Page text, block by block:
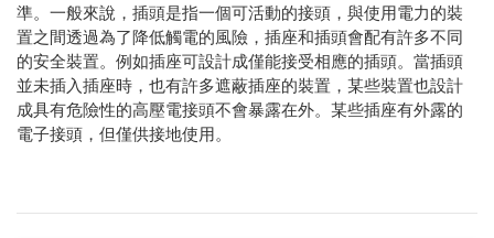
準。一般來說，插頭是指一個可活動的接頭，與使用電力的裝
置之間透過為了降低觸電的風險，插座和插頭會配有許多不同
的安全裝置。例如插座可設計成僅能接受相應的插頭。當插頭
並未插入插座時，也有許多遮蔽插座的裝置，某些裝置也設計
成具有危險性的高壓電接頭不會暴露在外。某些插座有外露的
電子接頭，但僅供接地使用。